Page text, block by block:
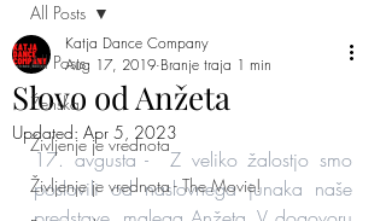
All Posts
Ženska
Življenje je vrednota
Življenje je vrednota - The Movie!
All Posts
Slovo od Anžeta
Katja Dance Company
Aug 17, 2019 Branje traja 1 min
Updated: Apr 5, 2023
17. avgusta -  Z veliko žalostjo smo
poslovili od naslovnega junaka naše